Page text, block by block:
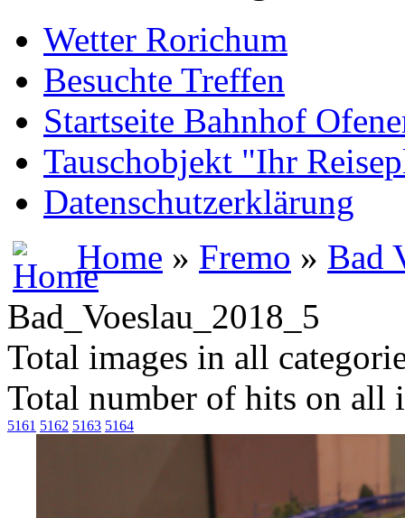
Wetter Rorichum
Besuchte Treffen
Startseite Bahnhof
Tauschobjekt "Ihr
Datenschutzerklärung
Home » Fremo » Bad
Bad_Voeslau_2018_5
Total images in all
Total number of hits on all
5161 5162 5163 5164